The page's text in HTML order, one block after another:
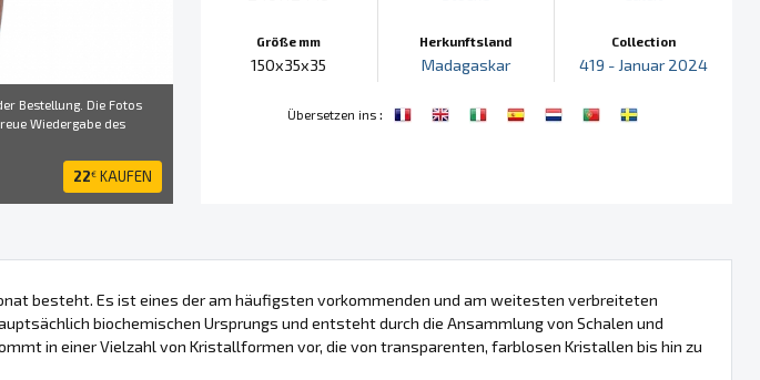
Bestellung. Die Fotos
Wiedergabe des
22€ KAUFEN
Größe mm
150x35x35
Herkunftsland
Madagaskar
Collection
419 - Januar 2024
Übersetzen ins :
besteht. Es ist eines der am häufigsten vorkommenden und am weitesten verbreiteten
biochemischen Ursprungs und entsteht durch die Ansammlung von Schalen und
in einer Vielzahl von Kristallformen vor, die von transparenten, farblosen Kristallen bis hin zu